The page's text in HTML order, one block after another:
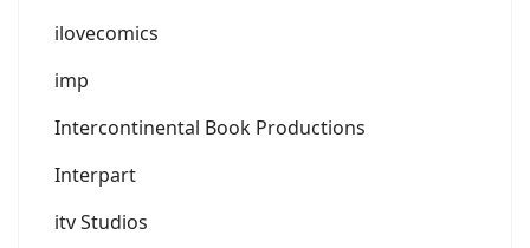
ilovecomics
imp
Intercontinental Book Productions
Interpart
itv Studios